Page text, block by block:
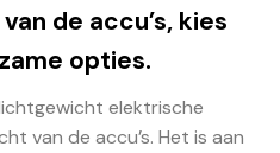
de accu’s, kies
opties.
elektrische
van de accu’s. Het is aan